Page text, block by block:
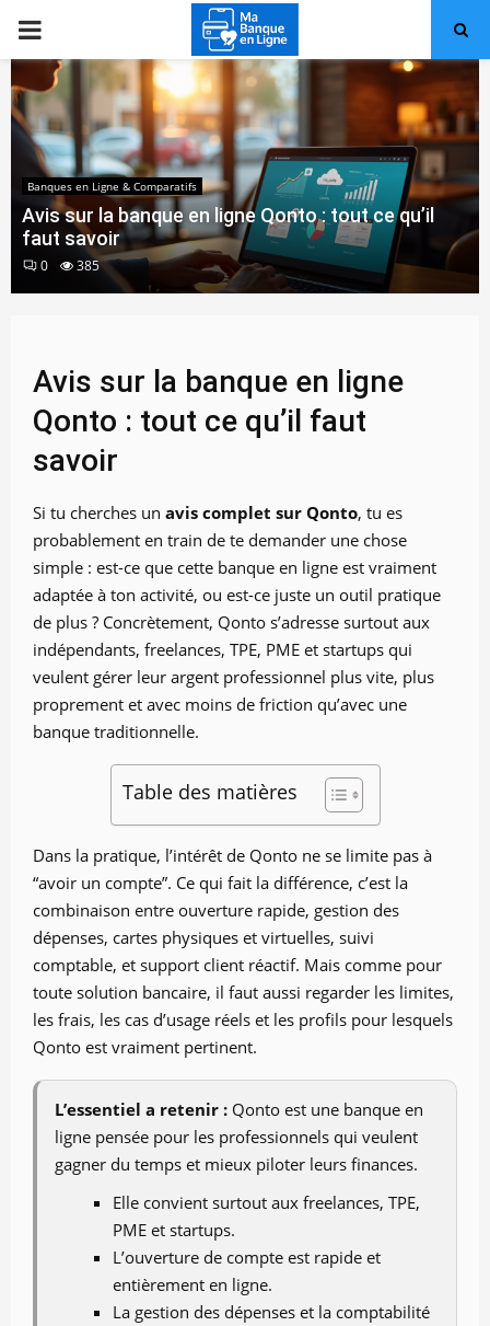
PRIMARY
MENU
Banques en Ligne & Comparatifs
Avis sur la banque en ligne Qonto : tout ce qu’il
faut savoir
0 385
Avis sur la banque en ligne
Qonto : tout ce qu’il faut
savoir
Si tu cherches un avis complet sur Qonto, tu es
probablement en train de te demander une chose
simple : est-ce que cette banque en ligne est vraiment
adaptée à ton activité, ou est-ce juste un outil pratique
de plus ? Concrètement, Qonto s’adresse surtout aux
indépendants, freelances, TPE, PME et startups qui
veulent gérer leur argent professionnel plus vite, plus
proprement et avec moins de friction qu’avec une
banque traditionnelle.
Table des matières
Dans la pratique, l’intérêt de Qonto ne se limite pas à
“avoir un compte”. Ce qui fait la différence, c’est la
combinaison entre ouverture rapide, gestion des
dépenses, cartes physiques et virtuelles, suivi
comptable, et support client réactif. Mais comme pour
toute solution bancaire, il faut aussi regarder les limites,
les frais, les cas d’usage réels et les profils pour lesquels
Qonto est vraiment pertinent.
L’essentiel a retenir : Qonto est une banque en
ligne pensée pour les professionnels qui veulent
gagner du temps et mieux piloter leurs finances.
Elle convient surtout aux freelances, TPE,
PME et startups.
L’ouverture de compte est rapide et
entièrement en ligne.
La gestion des dépenses et la comptabilité